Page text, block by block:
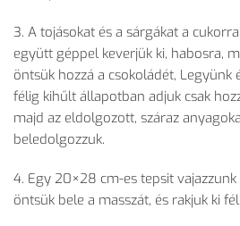
3. A tojásokat és a sárgákat a
együtt géppel keverjük ki, habosra,
öntsük hozzá a csokoládét, Legyünk
félig kihűlt állapotban adjuk csak
majd az eldolgozott, száraz
beledolgozzuk.
4. Egy 20×28 cm-es tepsit vajazzunk
öntsük bele a masszát, és rakjuk ki